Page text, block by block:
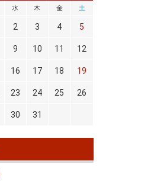
水 木 金 土
2 3 4 5
9 10 11 12
16 17 18 19
23 24 25 26
30 31